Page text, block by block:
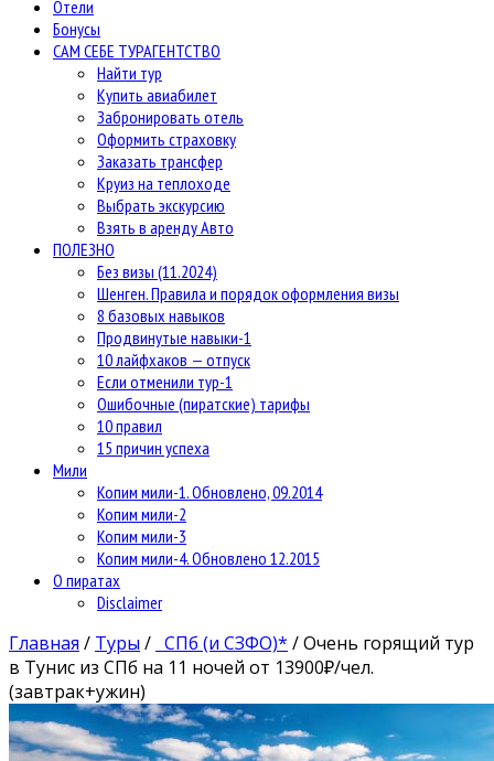
Отели
Бонусы
САМ СЕБЕ ТУРАГЕНТСТВО
Найти тур
Купить авиабилет
Забронировать отель
Оформить страховку
Заказать трансфер
Круиз на теплоходе
Выбрать экскурсию
Взять в аренду Авто
ПОЛЕЗНО
Без визы (11.2024)
Шенген. Правила и порядок оформления визы
8 базовых навыков
Продвинутые навыки-1
10 лайфхаков — отпуск
Если отменили тур-1
Ошибочные (пиратские) тарифы
10 правил
15 причин успеха
Мили
Копим мили-1. Обновлено, 09.2014
Копим мили-2
Копим мили-3
Копим мили-4. Обновлено 12.2015
О пиратах
Disclaimer
Главная / Туры / СПб (и СЗФО)* /Очень горящий тур
в Тунис из СПб на 11 ночей от 13900₽/чел.
(завтрак+ужин)